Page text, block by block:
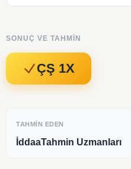
SONUÇ VE TAHMIN
ÇŞ 1X
TAHMIN EDEN
İddaaTahmin Uzmanları